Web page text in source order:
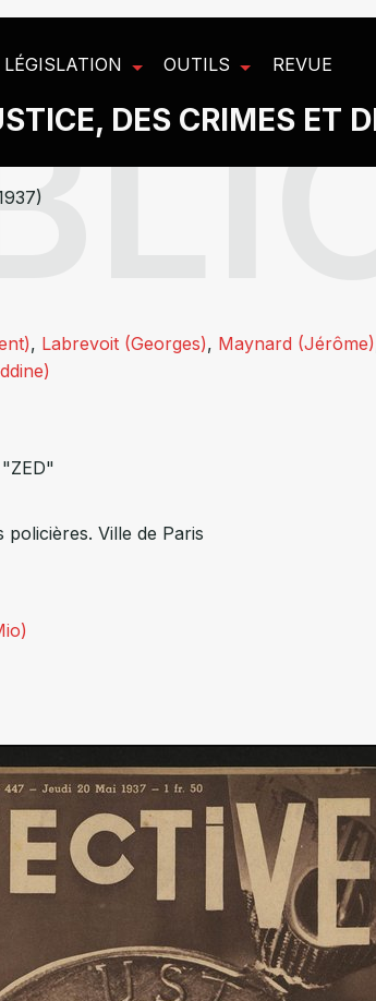
LÉGISLATION OUTILS REVUE
DES CRIMES ET
, Labrevoit (Georges), Maynard (Jérôme)
policières. Ville de Paris